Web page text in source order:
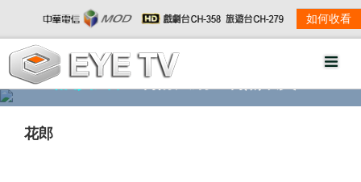
如何收看
精彩影音 劇情大綱
花郎